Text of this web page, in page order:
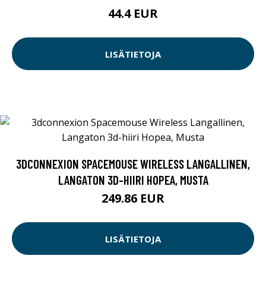
44.4 EUR
LISÄTIETOJA
3DCONNEXION SPACEMOUSE WIRELESS LANGALLINEN,
LANGATON 3D-HIIRI HOPEA, MUSTA
249.86 EUR
LISÄTIETOJA